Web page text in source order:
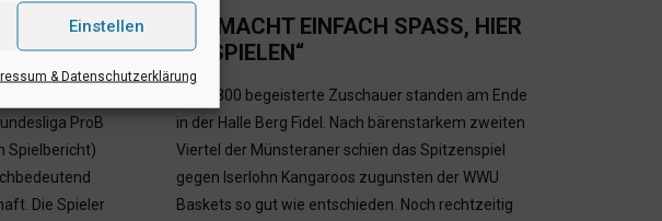
Einstellen
& Datenschutzerklärung
WAR
ProB
Spielbericht)
Die Spieler
„ES MACHT EINFACH SPASS, HIER Z
U SPIELEN“
(ts) 1.800 begeisterte Zuschauer standen am Ende
in der Halle Berg Fidel. Nach bärenstarkem zweiten
Viertel der Münsteraner schien das Spitzenspiel
gegen Iserlohn Kangaroos zugunsten der WWU
Baskets so gut wie entschieden. Noch rechtzeitig